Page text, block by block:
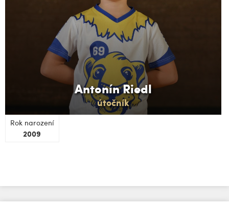
Antonín Riedl
útočník
Rok narození
2009